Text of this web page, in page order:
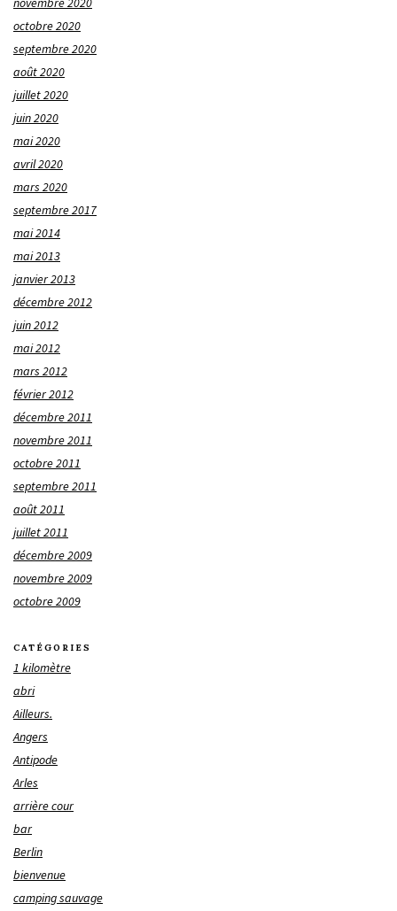
octobre 2020
septembre 2020
août 2020
juillet 2020
juin 2020
mai 2020
avril 2020
mars 2020
septembre 2017
mai 2014
mai 2013
janvier 2013
décembre 2012
juin 2012
mai 2012
mars 2012
février 2012
décembre 2011
novembre 2011
octobre 2011
septembre 2011
août 2011
juillet 2011
décembre 2009
novembre 2009
octobre 2009
CATÉGORIES
1 kilomètre
abri
Ailleurs.
Angers
Antipode
Arles
arrière cour
bar
Berlin
bienvenue
camping sauvage